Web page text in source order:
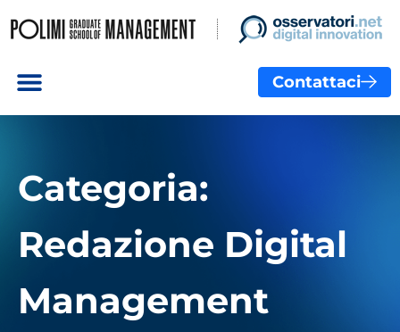
Contattaci
Categoria:
Redazione Digital
Management